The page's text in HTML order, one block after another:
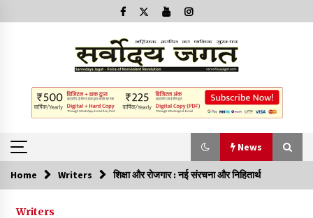
News
News
Home Writers शिक्षा और रोजगार : नई संरचना और निहितार्थ
Writers